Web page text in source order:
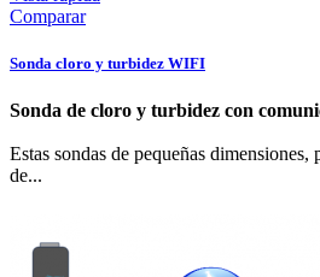
Comparar
Sonda cloro y turbidez WIFI
Sonda de cloro y turbidez con
Estas sondas de pequeñas
de...